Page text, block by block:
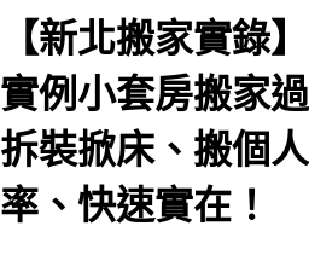
【新北搬家實錄
實例小套房搬家
拆裝掀床、搬個
率、快速實在！